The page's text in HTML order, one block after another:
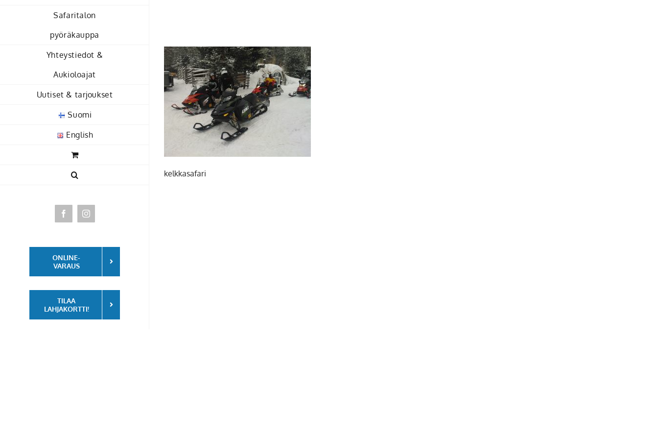
Safaritalon
pyöräkauppa
Yhteystiedot &
Aukioloajat
Uutiset & tarjoukset
Suomi
English
FacebookInstagram
ONLINE-
VARAUS
TILAA
LAHJAKORTTI!
kelkkasafari